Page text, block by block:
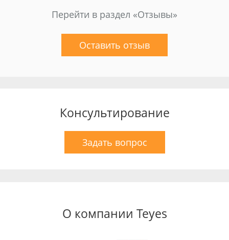
Перейти в раздел «Отзывы»
Оставить отзыв
Консультирование
Задать вопрос
О компании Teyes